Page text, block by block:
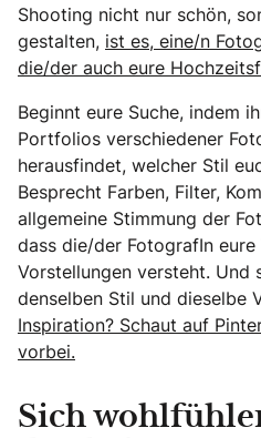
Shooting nicht nur schön,
gestalten, ist es, eine/n
die/der auch eure
Beginnt eure Suche, indem
Portfolios verschiedener
herausfindet, welcher Stil
Besprecht Farben, Filter,
allgemeine Stimmung der
dass die/der FotografIn eure
Vorstellungen versteht. Und
denselben Stil und dieselbe
Inspiration? Schaut auf
vorbei.
Sich